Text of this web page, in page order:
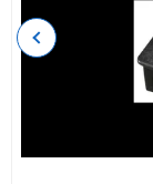
Previous